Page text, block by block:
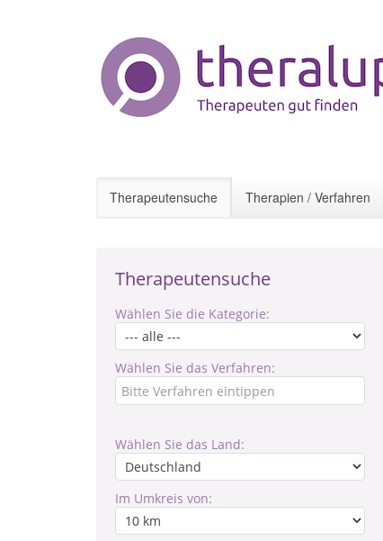
Therapeutensuche Therapien / Verfahren
Therapeutensuche
Wählen Sie die Kategorie:
Wählen Sie das Verfahren:
Wählen Sie das Land:
Im Umkreis von: